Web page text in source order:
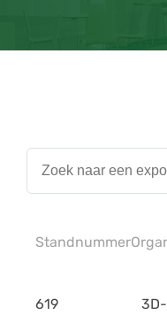
Standnummer
619